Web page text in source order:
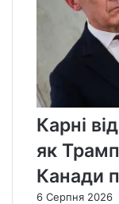
Карні
як
Канади
6 Серпня 2026